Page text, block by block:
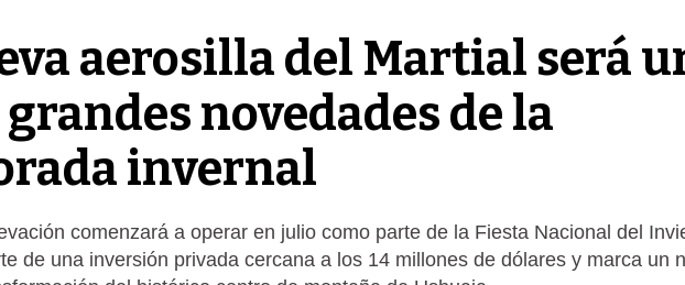
aerosilla del Martial será
grandes novedades de la
invernal
comenzará a operar en julio como parte de la Fiesta Nacional del
de una inversión privada cercana a los 14 millones de dólares y marca un